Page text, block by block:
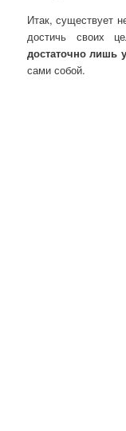
Итак, существует
достичь своих
достаточно лишь
сами собой.